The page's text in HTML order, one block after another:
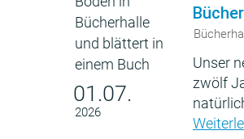
01.07.
2026
Unser
zwölf